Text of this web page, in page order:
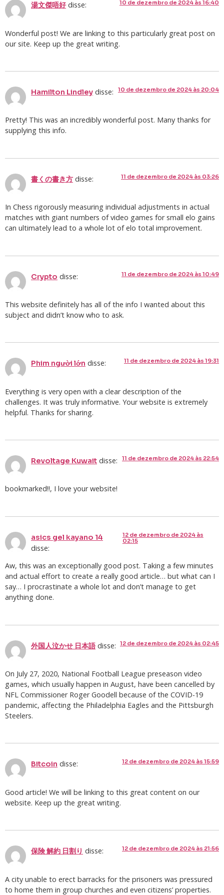
湯文傑唔好 disse: 10 de dezembro de 2024 às 16:40
Wonderful post! We are linking to this particularly great post on
our site. Keep up the great writing.
Hamilton Lindley disse: 10 de dezembro de 2024 às 20:04
Pretty! This was an incredibly wonderful post. Many thanks for
supplying this info.
書くの書き方 disse: 11 de dezembro de 2024 às 03:26
In Chess rigorously measuring individual adjustments in actual
matches with giant numbers of video games for small elo gains
can ultimately lead to a whole lot of elo total improvement.
Crypto disse: 11 de dezembro de 2024 às 10:49
This website definitely has all of the info I wanted about this
subject and didn’t know who to ask.
Phim người lớn disse: 11 de dezembro de 2024 às 19:31
Everything is very open with a clear description of the
challenges. It was truly informative. Your website is extremely
helpful. Thanks for sharing.
Revoltage Kuwait disse: 11 de dezembro de 2024 às 22:54
bookmarked!!, I love your website!
asics gel kayano 14
disse:
12 de dezembro de 2024 às
02:15
Aw, this was an exceptionally good post. Taking a few minutes
and actual effort to create a really good article… but what can I
say… I procrastinate a whole lot and don’t manage to get
anything done.
外国人泣かせ 日本語 disse: 12 de dezembro de 2024 às 02:45
On July 27, 2020, National Football League preseason video
games, which usually happen in August, have been cancelled by
NFL Commissioner Roger Goodell because of the COVID-19
pandemic, affecting the Philadelphia Eagles and the Pittsburgh
Steelers.
Bitcoin disse: 12 de dezembro de 2024 às 15:59
Good article! We will be linking to this great content on our
website. Keep up the great writing.
保険 解約 日割り disse: 12 de dezembro de 2024 às 21:56
A city unable to erect barracks for the prisoners was pressured
to home them in group churches and even citizens’ properties.